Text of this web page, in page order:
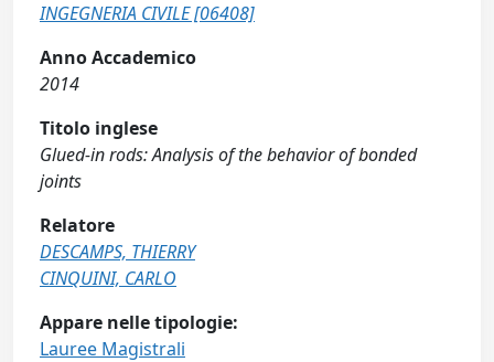
INGEGNERIA CIVILE [06408]
Anno Accademico
2014
Titolo inglese
Glued-in rods: Analysis of the behavior of bonded
joints
Relatore
DESCAMPS, THIERRY
CINQUINI, CARLO
Appare nelle tipologie:
Lauree Magistrali